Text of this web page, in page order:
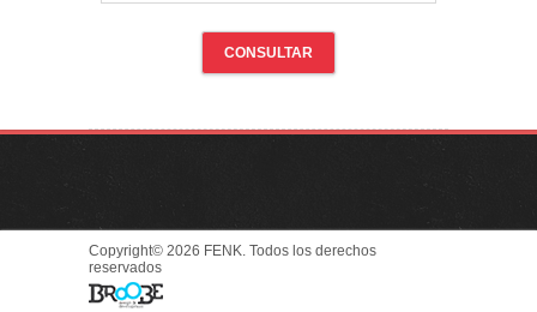
CONSULTAR
Copyright© 2026 FENK. Todos los derechos
reservados